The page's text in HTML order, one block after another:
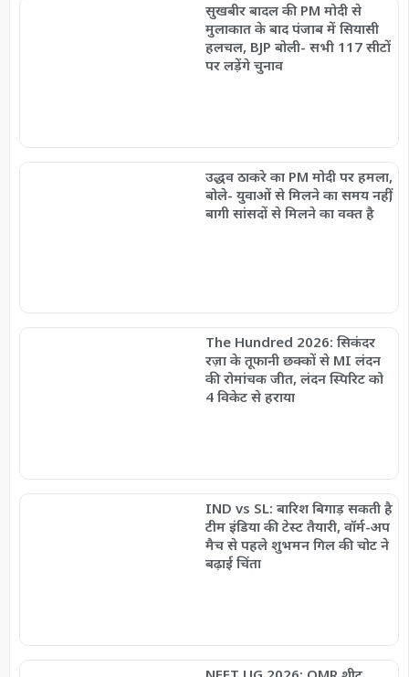
सुखबीर बादल की PM मोदी से
मुलाकात के बाद पंजाब में सियासी
हलचल, BJP बोली- सभी 117 सीटों
पर लड़ेंगे चुनाव
उद्धव ठाकरे का PM मोदी पर हमला,
बोले- युवाओं से मिलने का समय नहीं,
बागी सांसदों से मिलने का वक्त है
The Hundred 2026: सिकंदर
रज़ा के तूफानी छक्कों से MI लंदन
की रोमांचक जीत, लंदन स्पिरिट को
4 विकेट से हराया
IND vs SL: बारिश बिगाड़ सकती है
टीम इंडिया की टेस्ट तैयारी, वॉर्म-अप
मैच से पहले शुभमन गिल की चोट ने
बढ़ाई चिंता